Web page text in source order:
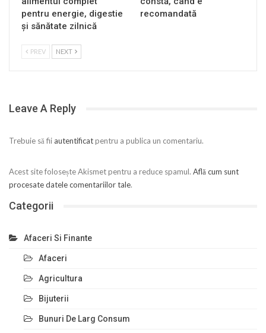
pentru energie, digestie
și sănătate zilnică
recomandată
PREV NEXT
Leave A Reply
Trebuie să fii autentificatpentru a publica un comentariu.
Acest site folosește Akismet pentru a reduce spamul. Află cum sunt
procesate datele comentariilor tale.
Categorii
Afaceri Si Finante
Afaceri
Agricultura
Bijuterii
Bunuri De Larg Consum